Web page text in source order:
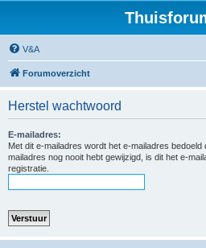
V&A
Forumoverzicht
Herstel wachtwoord
E-mailadres:
Met dit e-mailadres wordt het e-mailadres
mailadres nog nooit hebt gewijzigd, is dit het e-
registratie.